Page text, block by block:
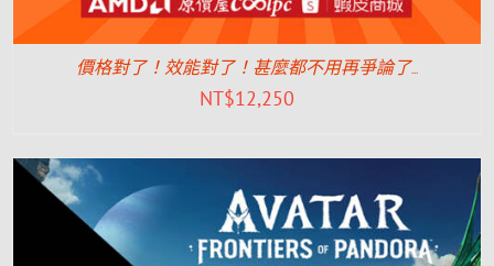
價格對了！效能對了！甚麼都不用再爭論了…
NT$12,250